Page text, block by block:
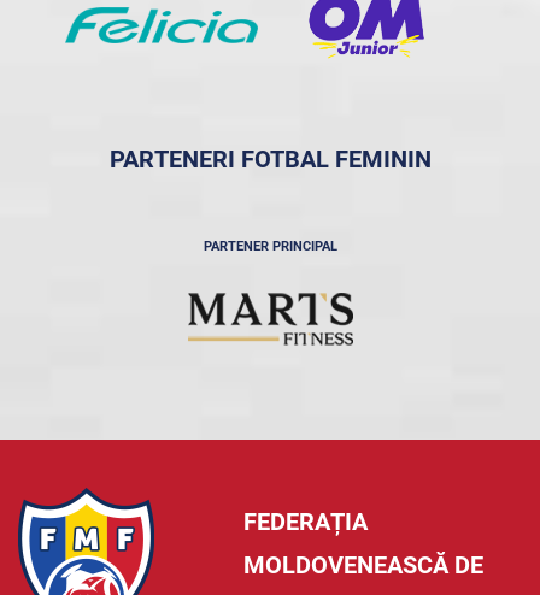
PARTENERI FOTBAL FEMININ
PARTENER PRINCIPAL
FEDERAȚIA
MOLDOVENEASCĂ DE